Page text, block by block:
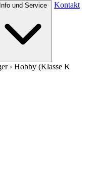
Info und Service Kontakt
› Hobby (Klasse K